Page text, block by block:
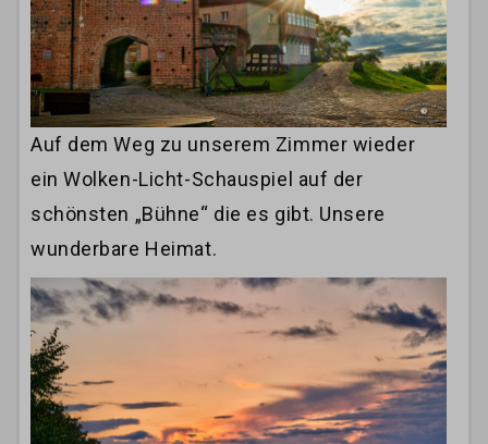
Auf dem Weg zu unserem Zimmer wieder
ein Wolken-Licht-Schauspiel auf der
schönsten „Bühne“ die es gibt. Unsere
wunderbare Heimat.